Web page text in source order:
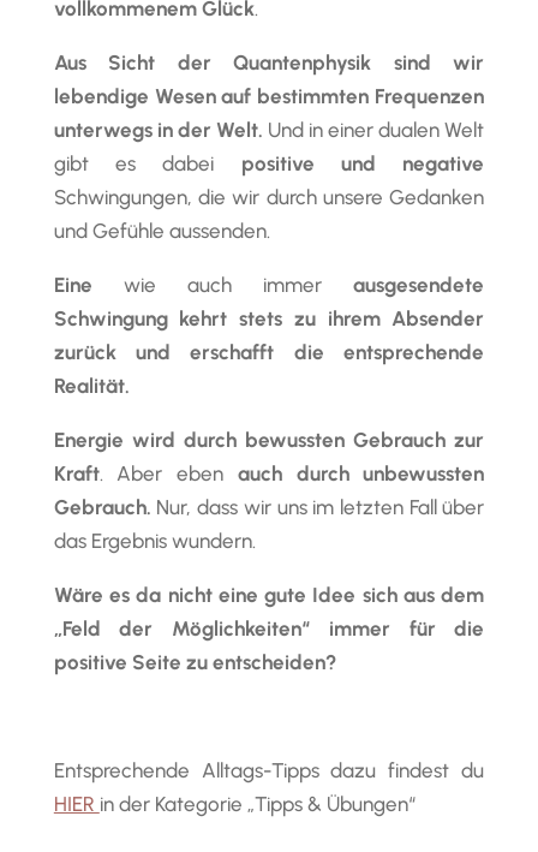
vollkommenem Glück.
Aus Sicht der Quantenphysik sind wir
lebendige Wesen auf bestimmten Frequenzen
unterwegs in der Welt. Und in einer dualen Welt
gibt es dabei positive und negative
Schwingungen, die wir durch unsere Gedanken
und Gefühle aussenden.
Eine wie auch immerausgesendete
Schwingung kehrt stets zu ihrem Absender
zurück und erschafft die entsprechende
Realität.
Energie wird durch bewussten Gebrauch zur
Kraft. Aber eben auch durch unbewussten
Gebrauch. Nur, dass wir uns im letzten Fall über
das Ergebnis wundern.
Wäre es da nicht eine gute Idee sich aus dem
„Feld der Möglichkeiten“ immer für die
positive Seite zu entscheiden?
Entsprechende Alltags-Tipps dazu findest du
HIER in der Kategorie „Tipps & Übungen“